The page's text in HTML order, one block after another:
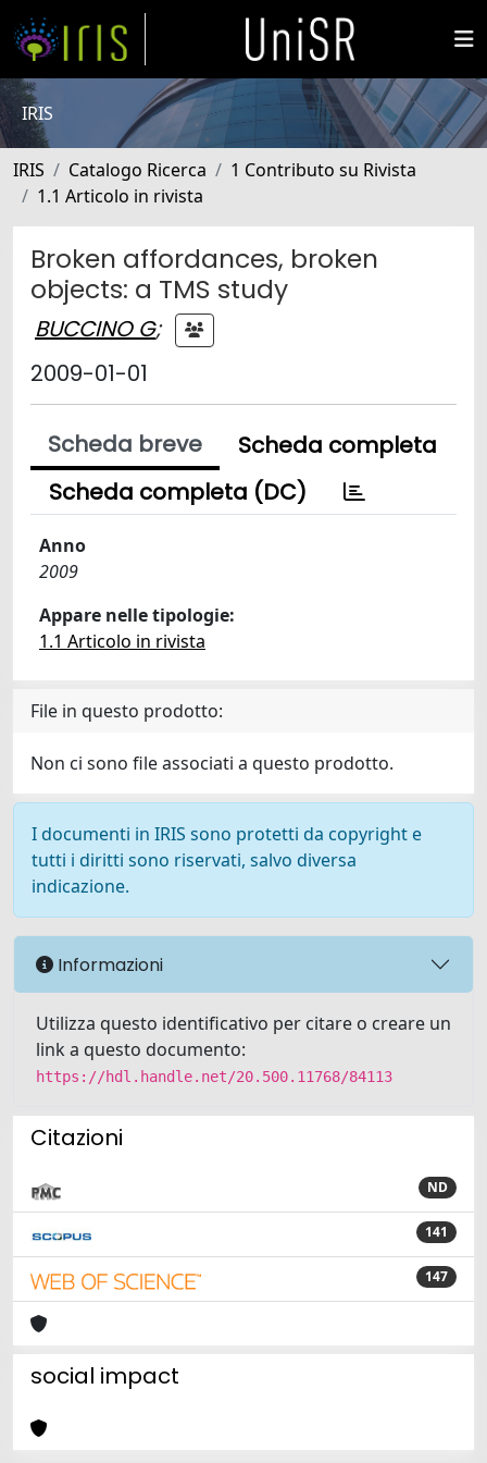
IRIS
IRIS Catalogo Ricerca
1 Contributo su Rivista
1.1 Articolo in rivista
Broken affordances, broken
objects: a TMS study
BUCCINO G;
2009-01-01
Scheda breve
Scheda completa
Scheda completa (DC)
Anno
2009
Appare nelle tipologie:
1.1 Articolo in rivista
File in questo prodotto:
Non ci sono file associati a questo prodotto.
I documenti in IRIS sono protetti da copyright e
tutti i diritti sono riservati, salvo diversa
indicazione.
Informazioni
Utilizza questo identificativo per citare o creare un
link a questo documento:
https://hdl.handle.net/20.500.11768/84113
Citazioni
ND
141
147
social impact